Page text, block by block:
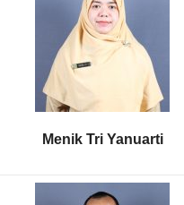
Menik Tri Yanuarti